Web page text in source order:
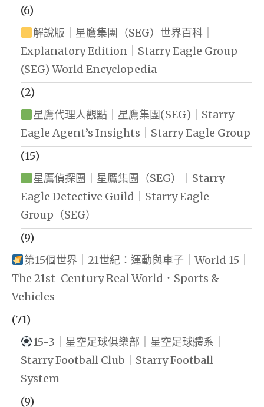
(6)
解說版｜星鷹集團（SEG）世界百科｜
Explanatory Edition｜Starry Eagle Group
(SEG) World Encyclopedia
(2)
星鷹代理人觀點｜星鷹集團(SEG)｜Starry
Eagle Agent’s Insights｜Starry Eagle Group
(15)
星鷹偵探團｜星鷹集團（SEG）｜Starry
Eagle Detective Guild｜Starry Eagle
Group（SEG）
(9)
第15個世界｜21世紀：運動與車子｜World 15｜
The 21st-Century Real World．Sports &
Vehicles
(71)
15-3｜星空足球俱樂部｜星空足球體系｜
Starry Football Club｜Starry Football
System
(9)